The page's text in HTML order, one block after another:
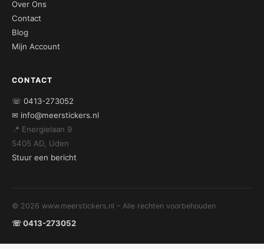
Over Ons
Contact
Blog
Mijn Account
CONTACT
☏ 0413-273052
✉ info@meerstickers.nl
📍 Energielaan 9
5405 AD, Uden
Stuur een bericht
© 2026 www.meerstickers.nl – Alle rechten voorbehouden
☏ 0413-273052